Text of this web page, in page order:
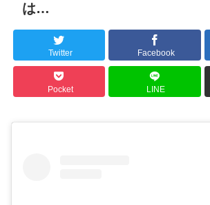
は…
Twitter Facebook
Pocket LINE